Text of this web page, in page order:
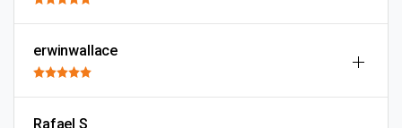
erwinwallace
Rafael S